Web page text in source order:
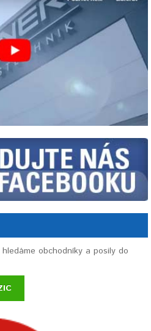
obchodníky a posily do